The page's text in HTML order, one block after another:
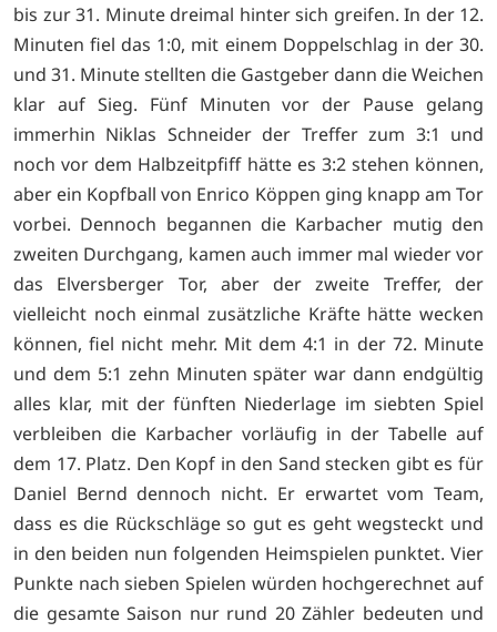
bis zur 31. Minute dreimal hinter sich greifen. In der 12.
Minuten fiel das 1:0, mit einem Doppelschlag in der 30.
und 31. Minute stellten die Gastgeber dann die Weichen
klar auf Sieg. Fünf Minuten vor der Pause gelang
immerhin Niklas Schneider der Treffer zum 3:1 und
noch vor dem Halbzeitpfiff hätte es 3:2 stehen können,
aber ein Kopfball von Enrico Köppen ging knapp am Tor
vorbei. Dennoch begannen die Karbacher mutig den
zweiten Durchgang, kamen auch immer mal wieder vor
das Elversberger Tor, aber der zweite Treffer, der
vielleicht noch einmal zusätzliche Kräfte hätte wecken
können, fiel nicht mehr. Mit dem 4:1 in der 72. Minute
und dem 5:1 zehn Minuten später war dann endgültig
alles klar, mit der fünften Niederlage im siebten Spiel
verbleiben die Karbacher vorläufig in der Tabelle auf
dem 17. Platz. Den Kopf in den Sand stecken gibt es für
Daniel Bernd dennoch nicht. Er erwartet vom Team,
dass es die Rückschläge so gut es geht wegsteckt und
in den beiden nun folgenden Heimspielen punktet. Vier
Punkte nach sieben Spielen würden hochgerechnet auf
die gesamte Saison nur rund 20 Zähler bedeuten und